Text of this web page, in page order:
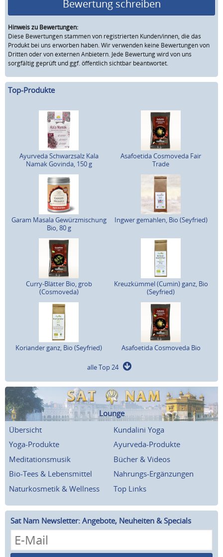
Bewertung schreiben
Hinweis zu Bewertungen:
Diese Bewertungen stammen von registrierten Kunden/innen, die das
Produkt bei uns erworben haben. Wir verwenden keine Bewertungen von
Dritten oder von externen Anbietern. Jede Bewertung wird von uns
sorgfältig geprüft und ggf. öffentlich sichtbar beantwortet.
Top-Produkte
Ayurveda Schwarzsalz Kala
Namak Govinda, 150 g
Asafoetida Cosmoveda Fair
Trade
Garam Masala Gewürzmischung
Bio, 80 g
Ingwer gemahlen, Bio (Seyfried)
Curry-Blätter Bio, grob
(Cosmoveda)
Kreuzkümmel (Cumin) ganz, Bio
(Seyfried)
Koriander ganz, Bio (Seyfried) Asafoetida Cosmoveda Bio
alle Top 24
Lounge
Übersicht
Kundalini Yoga
Yoga-Produkte
Ayurveda-Produkte
Meditationsmusik
Bücher & Videos
Bio-Tees & Lebensmittel
Nahrungs-Ergänzungen
Naturkosmetik & Wellness
Top Links
Sat Nam Newsletter: Angebote, Neuheiten & Specials